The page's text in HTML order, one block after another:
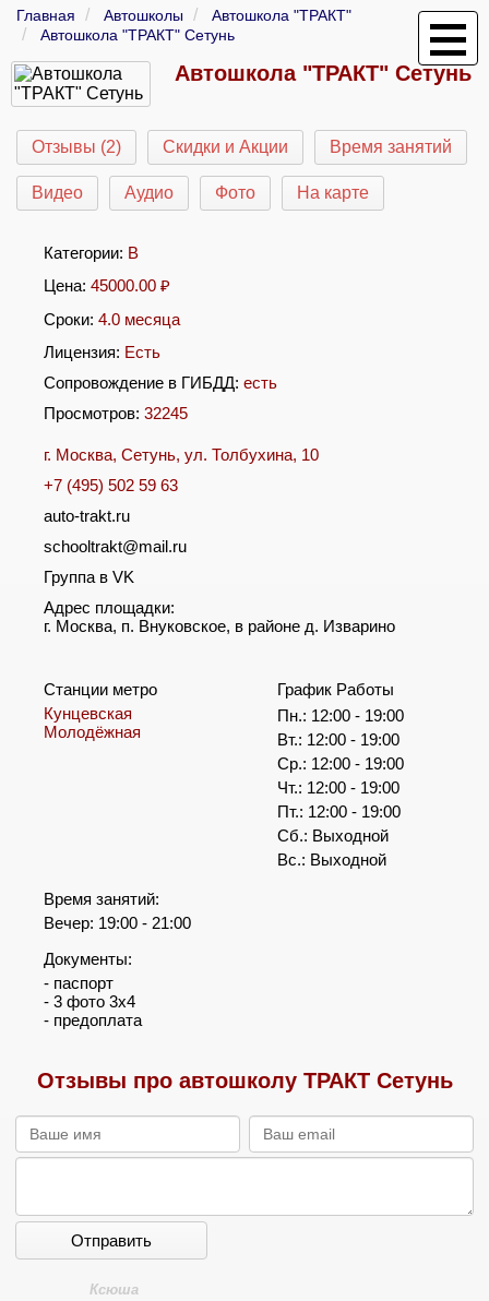
Главная Автошколы
Автошкола "ТРАКТ"
Автошкола "ТРАКТ" Сетунь
Автошкола "ТРАКТ" Сетунь
Отзывы (2) Скидки и Акции Время занятий
Видео Аудио Фото На карте
Категории: B
Цена: 45000.00 ₽
Сроки: 4.0 месяца
Лицензия: Есть
Сопровождение в ГИБДД: есть
Просмотров: 32245
г. Москва, Сетунь, ул. Толбухина, 10
+7 (495) 502 59 63
auto-trakt.ru
schooltrakt@mail.ru
Группа в VK
Адрес площадки:
г. Москва, п. Внуковское, в районе д. Изварино
Станции метро
Кунцевская
Молодёжная
График Работы
Пн.: 12:00 - 19:00
Вт.: 12:00 - 19:00
Ср.: 12:00 - 19:00
Чт.: 12:00 - 19:00
Пт.: 12:00 - 19:00
Сб.: Выходной
Вс.: Выходной
Время занятий:
Вечер: 19:00 - 21:00
Документы:
- паспорт
- 3 фото 3х4
- предоплата
Отзывы про автошколу ТРАКТ Сетунь
Отправить
Ксюша